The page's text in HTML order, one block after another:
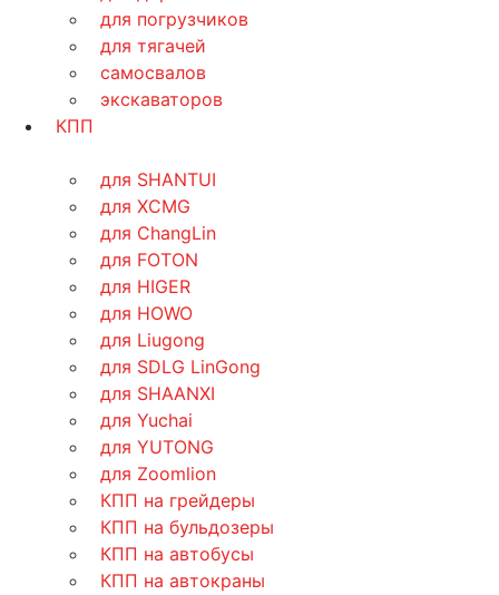
для погрузчиков
для тягачей
самосвалов
экскаваторов
КПП
для SHANTUI
для XCMG
для ChangLin
для FOTON
для HIGER
для HOWO
для Liugong
для SDLG LinGong
для SHAANXI
для Yuchai
для YUTONG
для Zoomlion
КПП на грейдеры
КПП на бульдозеры
КПП на автобусы
КПП на автокраны